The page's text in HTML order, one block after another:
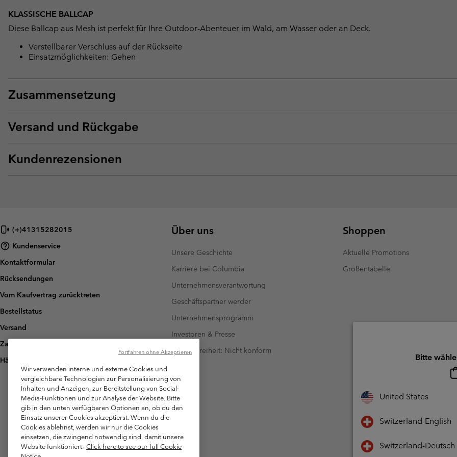
KLASSISCHE BALLCAP
Diese Ballcap aus Mesh ist perfekt für Ihre Outdoor-Abenteuer im Wald, am Wasser oder an Deck.
Verstellbarer Verschluss auf der Rückseite
Einsatzmöglichkeiten: Gehen
Zusammensetzung
Versand und Rückgabe
Kundenrezensionen
(+)41315282015
Kundenservice
Kontaktformular
Rücksendungen
Vom Kaufvertrag zurücktreten
Bestellstatus
Versand
Zahlung
Häufig gestellte Fragen
Über uns
Unsere Geschichte
Karriere bei Columbia
Unternehmensverantwortung
Geschäftspartner werder
Unternehmensprogramm
Investoren & Presse
Barrierefreiheit: Nicht konform
Shoppen
Aktuelle Promotions
Größentabelle
Wir verwenden interne und externe Cookies und
vergleichbare Technologien zur Personalisierung von
Inhalten und Anzeigen, zur Bereitstellung von Social-
Media-Funktionen und zur Analyse der Website. Bitte
gib in den unten verfügbaren Optionen an, ob du den
Einsatz unserer Cookies akzeptierst. Wenn du die
Cookies ablehnst, werden wir nur die Cookies
einsetzen, die zwingend notwendig sind, damit unsere
Website funktioniert. Click here to see our full Cookie
Fortfahren ohne Akzeptieren
Bitte
United States
Switzerland-English
Switzerland-Deutsch